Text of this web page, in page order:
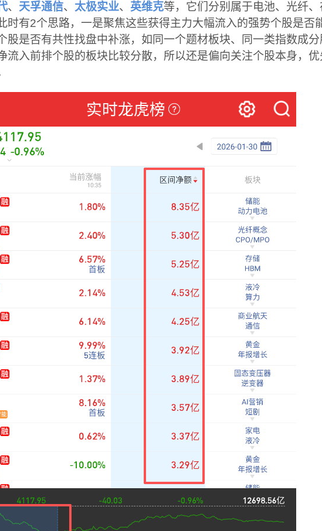
、 天孚通信、 太极实业、 英维克等，它们分别属于电池、光纤、
时有2个思路，一是聚焦这些获得主力大幅流入的强势个股是否
股是否有共性找盘中补涨，如同一个题材板块、同一类指数成分
流入前排个股的板块比较分散，所以还是偏向关注个股本身，